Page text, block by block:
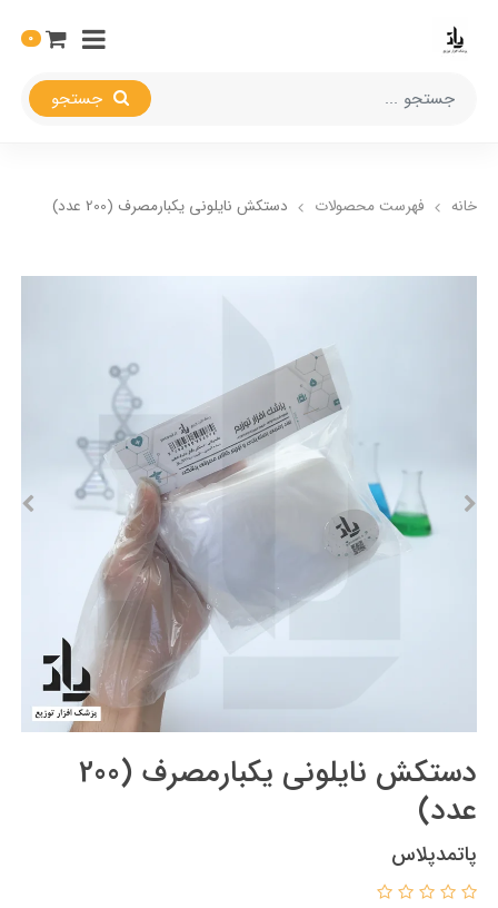
0
خانه فهرست محصولات دستکش نایلونی یکبارمصرف (200 عدد)
دستکش نایلونی یکبارمصرف (200
عدد)
پاتمدپلاس